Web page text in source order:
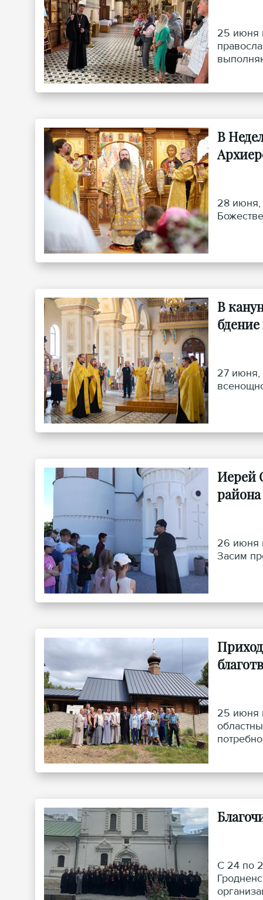
25 июня
В
28 июня,
В
27 июня,
Иерей
района
26 июня
Засим
25 июня
С 24 по